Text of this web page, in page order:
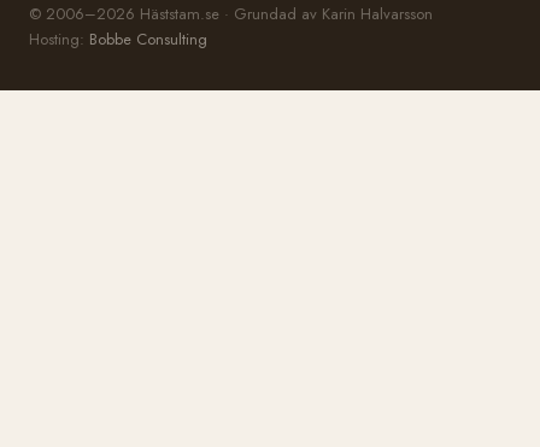
© 2006–2026 Häststam.se · Grundad av Karin Halvarsson
Hosting: Bobbe Consulting